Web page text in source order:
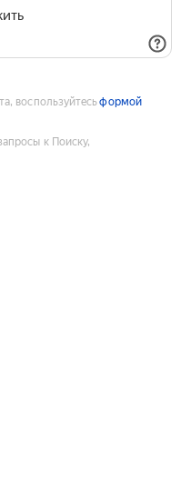
воспользуйтесьформой
к Поиску,